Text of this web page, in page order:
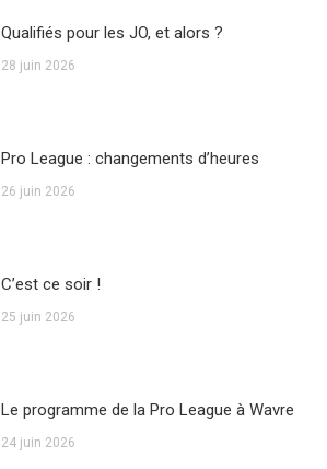
Qualifiés pour les JO, et alors ?
28 juin 2026
Pro League : changements d’heures
26 juin 2026
C’est ce soir !
25 juin 2026
Le programme de la Pro League à Wavre
24 juin 2026